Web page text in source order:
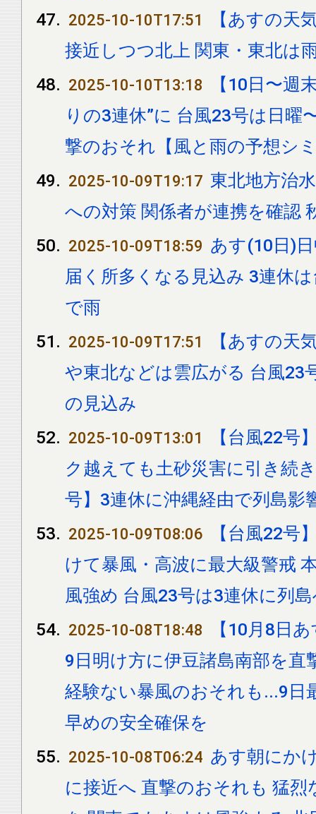
2025-10-10T17:51
【あすの天
接近しつつ北上 関東・東北は
2025-10-10T13:18
【10日〜週
りの3連休”に 台風23号は日曜
撃のおそれ【風と雨の予想シ
2025-10-09T19:17 東北地方治
への対策 関係者が連携を確認
2025-10-09T18:59 あす(10日)
届く所多くなる見込み 3連休
で雨
2025-10-09T17:51
【あすの天
や東北などは雲広がる 台風23
の見込み
2025-10-09T13:01
【台風22号
ク越えても土砂災害に引き続
号】3連休に沖縄経由で列島影
2025-10-09T08:06
【台風22号
けて暴風・高波に最大級警戒
風強め 台風23号は3連休に列
2025-10-08T18:48
【10月8日
9日明け方に伊豆諸島南部を直
経験ない暴風のおそれも...9日
早めの安全確保を
2025-10-08T06:24 あす朝にか
に接近へ 直撃のおそれも 猛烈